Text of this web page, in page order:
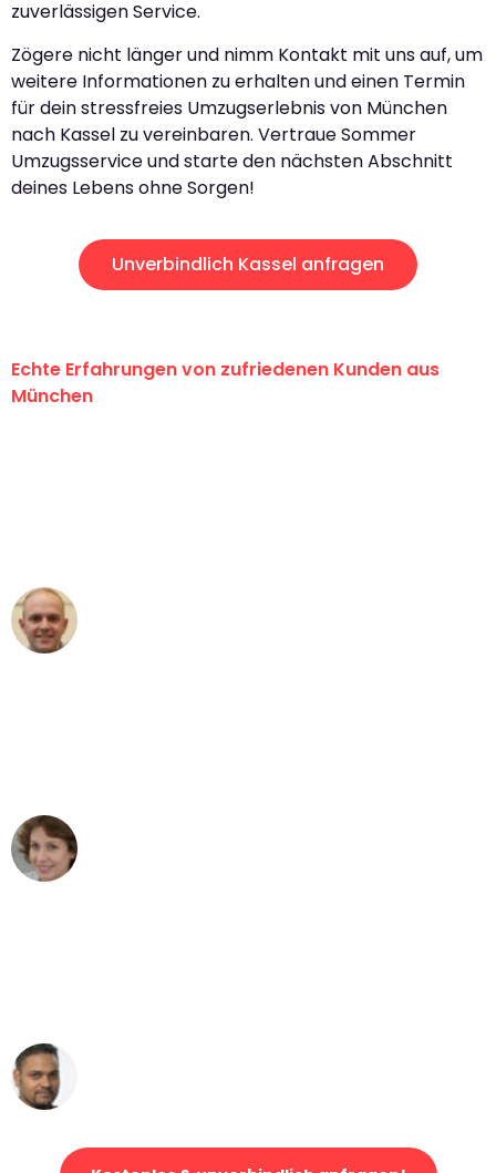
zuverlässigen Service.
Zögere nicht länger und nimm Kontakt mit uns auf, um
weitere Informationen zu erhalten und einen Termin
für dein stressfreies Umzugserlebnis von München
nach Kassel zu vereinbaren. Vertraue Sommer
Umzugsservice und starte den nächsten Abschnitt
deines Lebens ohne Sorgen!
Unverbindlich Kassel anfragen
Echte Erfahrungen von zufriedenen Kunden aus
München